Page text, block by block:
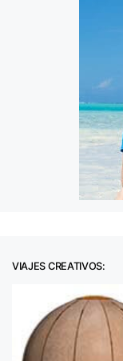
VIAJES CREATIVOS: